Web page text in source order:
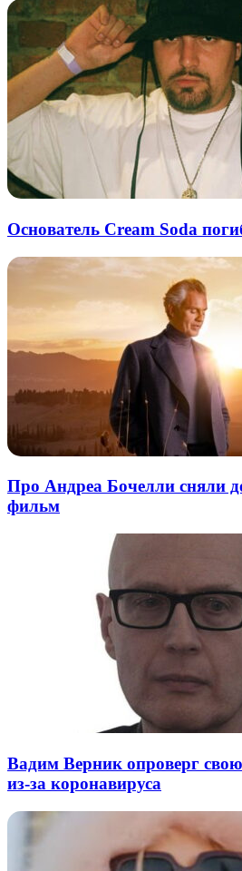
Основатель Cream Soda
Про Андреа Бочелли сняли
фильм
Вадим Верник опроверг
из-за коронавируса